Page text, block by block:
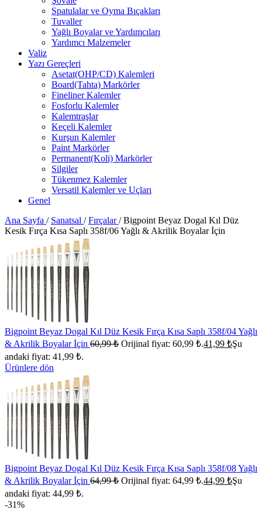
Spatulalar ve Oyma Bıçakları
Tuvaller
Yağlı Boyalar ve Yardımcıları
Yardımcı Malzemeler
Valiz
Yazı Gereçleri
Asetat(OHP/CD) Kalemleri
Board(Tahta) Markörler
Fineliner Kalemler
Fosforlu Kalemler
Kalemtraşlar
Keçeli Kalemler
Kurşun Kalemler
Paint Markörler
Permanent(Koli) Markörler
Silgiler
Tükenmez Kalemler
Versatil Kalemler ve Uçları
Genel
Ana Sayfa / Sanatsal / Fırçalar/ Bigpoint Beyaz Dogal Kıl Düz
Kesik Fırça Kısa Saplı 358f/06 Yağlı & Akrilik Boyalar İçin
Bigpoint Beyaz Dogal Kıl Düz Kesik Fırça Kısa Saplı 358f/04 Yağlı
& Akrilik Boyalar İçin 60,99₺ Orijinal fiyat: 60,99 ₺.41,99 ₺Şu
andaki fiyat: 41,99 ₺.
Ürünlere dön
Bigpoint Beyaz Dogal Kıl Düz Kesik Fırça Kısa Saplı 358f/08 Yağlı
& Akrilik Boyalar İçin 64,99₺ Orijinal fiyat: 64,99 ₺.44,99 ₺Şu
andaki fiyat: 44,99 ₺.
-31%